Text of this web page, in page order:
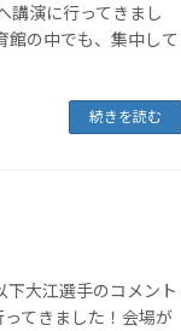
講演に行ってきまし
館の中でも、集中して
続きを読む
大江選手のコメント
てきました！会場が